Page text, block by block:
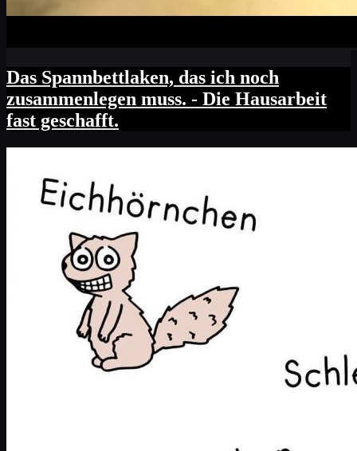
Das Spannbettlaken, das ich noch
zusammenlegen muss. - Die Hausarbeit
fast geschafft.